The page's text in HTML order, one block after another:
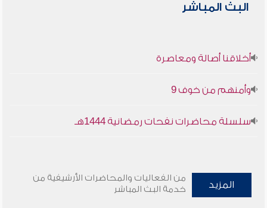
البث المباشر
أخلاقنا أصالة ومعاصرة
وأمنهم من خوف 9
سلسلة محاضرات نفحات رمضانية 1444هـ
المزيد
من الفعاليات والمحاضرات الأرشيفية من
خدمة البث المباشر